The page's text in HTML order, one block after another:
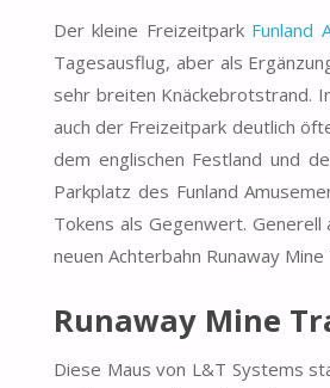
Der kleine Freizeitpark Funland
Tagesausflug, aber als
sehr breiten Knäckebrotstrand.
auch der Freizeitpark deutlich
dem englischen Festland und
Parkplatz des Funland
Tokens als Gegenwert.
neuen Achterbahn Runaway
Runaway Mine
Diese Maus von L&T Systems